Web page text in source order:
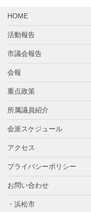
ブ
HOME
活動報告
市議会報告
会報
重点政策
所属議員紹介
会派スケジュール
アクセス
プライバシーポリシー
お問い合わせ
・浜松市